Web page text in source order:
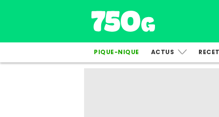
PIQUE-NIQUE ACTUS